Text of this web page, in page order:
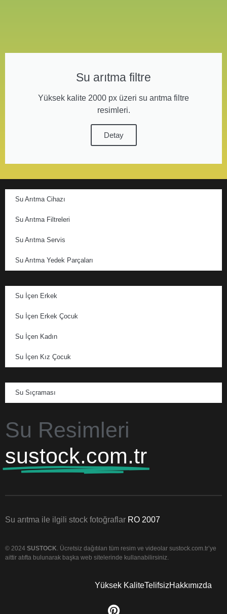
Su arıtma filtre
Yüksek kalite 2000 px üzeri su arıtma filtre
resimleri.
Detay
Su Arıtma Cihazı
Su Arıtma Filtreleri
Su Arıtma Servis
Su Arıtma Yedek Parçaları
Su İçen Erkek
Su İçen Erkek Çocuk
Su İçen Kadın
Su İçen Kız Çocuk
Su Sıçraması
Su Resimleri
sustock.com.tr
Su arıtma ile ilgili stock fotoğraflar RO 2007
© 2024 SUSTOCK . Ücretsiz dağıtılan tüm resim ve videolar sustock.com.tr’ye
aittir atıfta bulunarak başka web sitelerinde kullanabilirsiniz.
Yüksek KaliteTelifsizHakkımızda